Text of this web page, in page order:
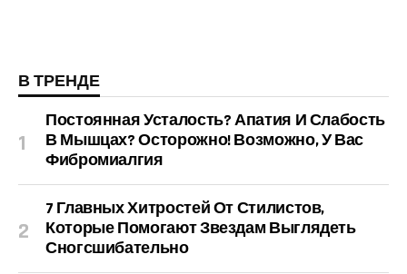
В ТРЕНДЕ
Постоянная Усталость? Апатия И Слабость
В Мышцах? Осторожно! Возможно, У Вас
Фибромиалгия
7 Главных Хитростей От Стилистов,
Которые Помогают Звездам Выглядеть
Сногсшибательно